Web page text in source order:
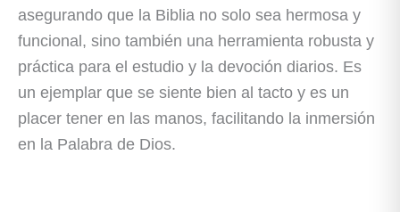
asegurando que la Biblia no solo sea hermosa y
funcional, sino también una herramienta robusta y
práctica para el estudio y la devoción diarios. Es
un ejemplar que se siente bien al tacto y es un
placer tener en las manos, facilitando la inmersión
en la Palabra de Dios.